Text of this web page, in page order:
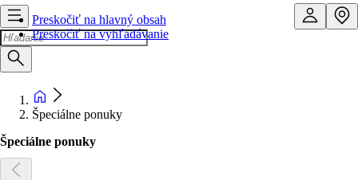
Preskočiť na hlavný obsah
Preskočiť na vyhľadávanie
Špeciálne ponuky
Špeciálne ponuky